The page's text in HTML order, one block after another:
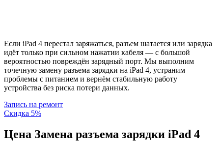
Если iPad 4 перестал заряжаться, разъем шатается или зарядка
идёт только при сильном нажатии кабеля — с большой
вероятностью повреждён зарядный порт. Мы выполним
точечную замену разъема зарядки на iPad 4, устраним
проблемы с питанием и вернём стабильную работу
устройства без риска потери данных.
Запись на ремонт
Скидка 5%
Цена Замена разъема зарядки iPad 4